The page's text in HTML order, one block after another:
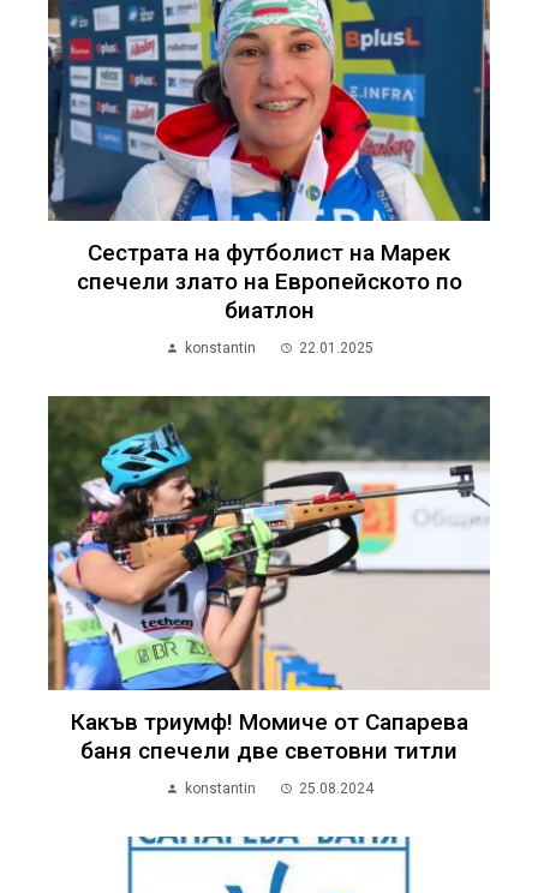
Сестрата на футболист на Марек
спечели злато на Европейското по
биатлон
konstantin 22.01.2025
Какъв триумф! Момиче от Сапарева
баня спечели две световни титли
konstantin 25.08.2024